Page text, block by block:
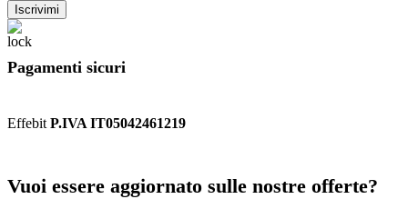
Iscrivimi
Pagamenti sicuri
Effebit P.IVA IT05042461219
Vuoi essere aggiornato sulle nostre offerte?